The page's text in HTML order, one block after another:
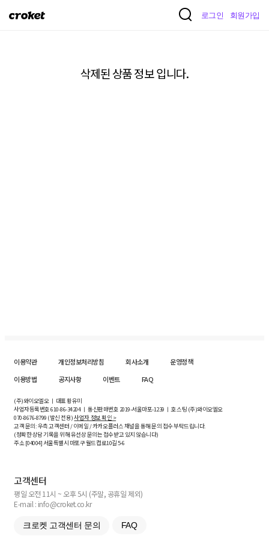
크
로그인 회원가입
삭제된 상품 정보 입니다.
이용약관 개인정보처리방침 회사소개
운영정책
이용방법
공지사항 이벤트 FAQ
(주)와이오엘오 ㅣ 대표 황유미
사업자등록번호610-86-34204ㅣ 통신판매번호 2019-서울마포-1239 ㅣ 호스팅 (주)와이오엘오
070-8676-8799 (발신 전용)사업자 정보 확인 >
고객 문의: 우측 고객센터 / 이메일 / 카카오플러스 채널을 통해 문의 접수 부탁드립니다.
(정확한 상담 기록을 위해 유선상 문의는 접수받고 있지 않습니다)
주소 [04004] 서울특별시 마포구 월드컵로10길5-6
고객센터
평일 오전 11시 ~ 오후 5시 (주말, 공휴일 제외)
E-mail : info@croket.co.kr
크로켓 고객센터 문의 FAQ